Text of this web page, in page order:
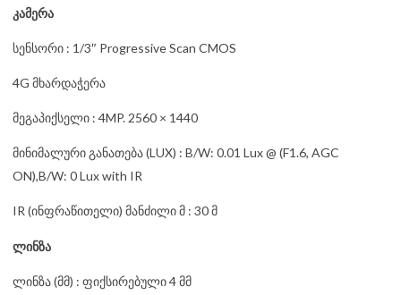
კამერა
სენსორი : 1/3″ Progressive Scan CMOS
4G მხარდაჭერა
მეგაპიქსელი : 4MP. 2560 × 1440
მინიმალური განათება (LUX) : B/W: 0.01 Lux @ (F1.6, AGC
ON),B/W: 0 Lux with IR
IR (ინფრაწითელი) მანძილი მ : 30 მ
ლინზა
ლინზა (მმ) : ფიქსირებული 4 მმ